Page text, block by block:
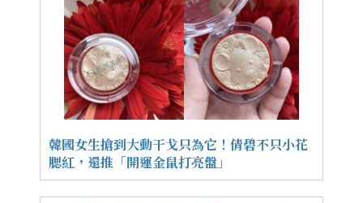
韓國女生搶到大動干戈只為它！倩碧不只小花
腮紅，還推「開運金鼠打亮盤」